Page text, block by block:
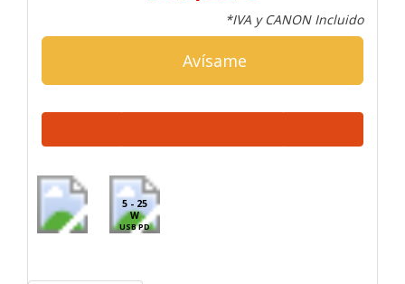
*IVA y CANON Incluido
Avísame
5 - 25
W
USB PD